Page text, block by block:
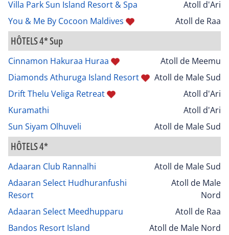
Villa Park Sun Island Resort & Spa
Atoll d'Ari
You & Me By Cocoon Maldives
Atoll de Raa
HÔTELS 4* Sup
Cinnamon Hakuraa Huraa
Atoll de Meemu
Diamonds Athuruga Island Resort
Atoll de Male Sud
Drift Thelu Veliga Retreat
Atoll d'Ari
Kuramathi
Atoll d'Ari
Sun Siyam Olhuveli
Atoll de Male Sud
HÔTELS 4*
Adaaran Club Rannalhi
Atoll de Male Sud
Adaaran Select Hudhuranfushi
Resort
Atoll de Male
Nord
Adaaran Select Meedhupparu
Atoll de Raa
Bandos Resort Island
Atoll de Male Nord